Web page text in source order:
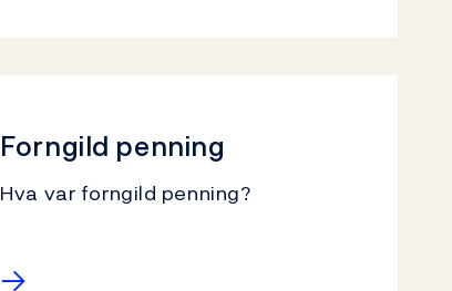
Forngild penning
Hva var forngild penning?
→